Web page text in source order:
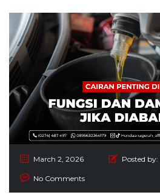
March 2, 2026 Posted by:
No Comments